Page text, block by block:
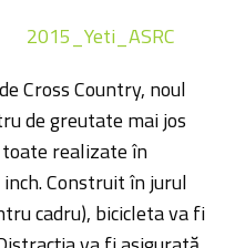
Cross Country, noul
de greutate mai jos
realizate în
Construit în jurul
cadru), bicicleta va fi